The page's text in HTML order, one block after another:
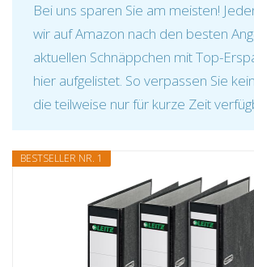
Bei uns sparen Sie am meisten!
wir auf Amazon nach den besten
aktuellen Schnäppchen mit Top-
hier aufgelistet. So verpassen Sie
die teilweise nur für kurze Zeit
BESTSELLER NR. 1